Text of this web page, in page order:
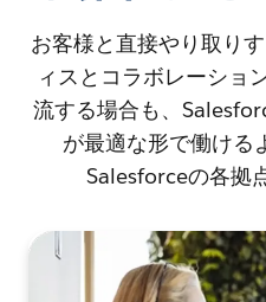
お客様と直接やり取り
ィスとコラボレーショ
流する場合も、
が最適な形で働ける
Salesforceの各拠